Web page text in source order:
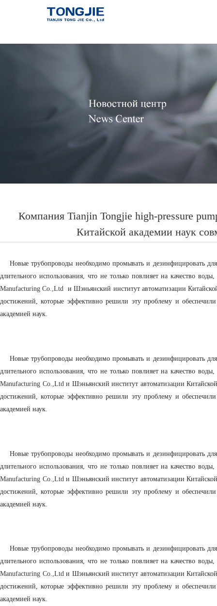
Узнать
Компания Tianjin Tongjie high-pressure
Китайской академии наук
Новые трубопроводы необходимо промывать и дезинфицировать
длительного использования, что не только повлияет на качество
Manufacturing Co.,Ltd
и Шэньянский институт автоматизации
достижений, которые эффективно решили эту проблему и
академией наук.
Новые трубопроводы необходимо промывать и дезинфицировать
длительного использования, что не только повлияет на качество
Manufacturing Co.,Ltd и Шэньянский институт автоматизации
достижений, которые эффективно решили эту проблему и
академией наук.
Новые трубопроводы необходимо промывать и дезинфицировать
длительного использования, что не только повлияет на качество
Manufacturing Co.,Ltd и Шэньянский институт автоматизации
достижений, которые эффективно решили эту проблему и
академией наук.
Новые трубопроводы необходимо промывать и дезинфицировать
длительного использования, что не только повлияет на качество
Manufacturing Co.,Ltd и Шэньянский институт автоматизации
достижений, которые эффективно решили эту проблему и
академией наук.